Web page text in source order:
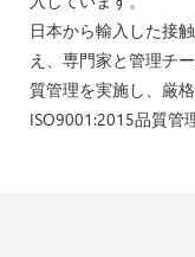
日本から輸入した接
え、専門家と管理チ
質管理を実施し、厳
ISO9001:2015品質管